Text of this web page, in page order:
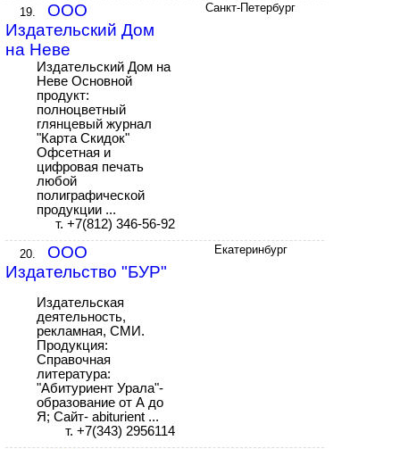
19.
ООО
Издательский Дом
на Неве
Издательский Дом на
Неве Основной
продукт:
полноцветный
глянцевый журнал
"Карта Скидок"
Офсетная и
цифровая печать
любой
полиграфической
продукции ...
т. +7(812) 346-56-92
Санкт-Петербург
20.
ООО
Издательство "БУР"
Издательская
деятельность,
рекламная, СМИ.
Продукция:
Справочная
литература:
"Абитуриент Урала"-
образование от А до
Я; Сайт- abiturient ...
т. +7(343) 2956114
Екатеринбург